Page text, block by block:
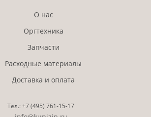
О нас
Оргтехника
Запчасти
Расходные материалы
Доставка и оплата
Тел.:+7 (495) 761-15-17